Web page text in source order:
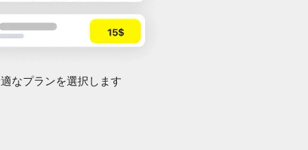
なプランを選択します